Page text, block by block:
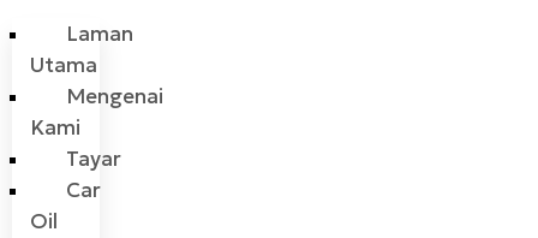
Laman
Utama
Mengenai
Kami
Tayar
Car
Oil